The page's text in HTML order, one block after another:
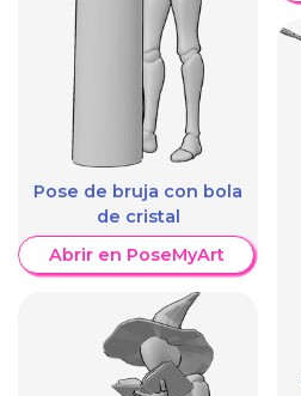
Pose de bruja con bola
de cristal
Abrir en PoseMyArt